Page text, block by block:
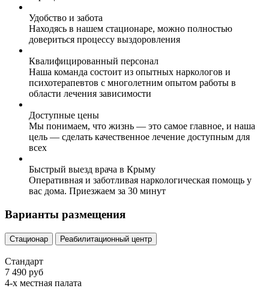
Удобство и забота
Находясь в нашем стационаре, можно полностью
довериться процессу выздоровления
Квалифицированный персонал
Наша команда состоит из опытных наркологов и
психотерапевтов с многолетним опытом работы в
области лечения зависимости
Доступные цены
Мы понимаем, что жизнь — это самое главное, и наша
цель — сделать качественное лечение доступным для
всех
Быстрый выезд врача в Крыму
Оперативная и заботливая наркологическая помощь у
вас дома. Приезжаем за 30 минут
Варианты размещения
Стационар Реабилитационный центр
Стандарт
7 490 руб
4-х местная палата